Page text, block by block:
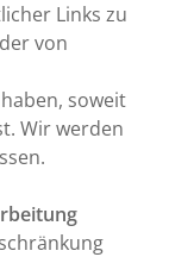
Links zu
von
soweit
Wir werden